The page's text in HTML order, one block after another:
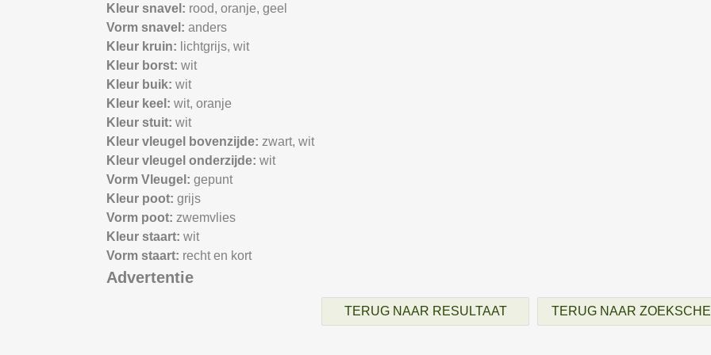
Kleur snavel: rood, oranje, geel
Vorm snavel:anders
Kleur kruin: lichtgrijs, wit
Kleur borst:wit
Kleur buik:wit
Kleur keel:wit, oranje
Kleur stuit:wit
Kleur vleugel bovenzijde: zwart, wit
Kleur vleugel onderzijde:wit
Vorm Vleugel:gepunt
Kleur poot:grijs
Vorm poot: zwemvlies
Kleur staart:wit
Vorm staart: recht en kort
Advertentie
TERUG NAAR RESULTAAT TERUG NAAR